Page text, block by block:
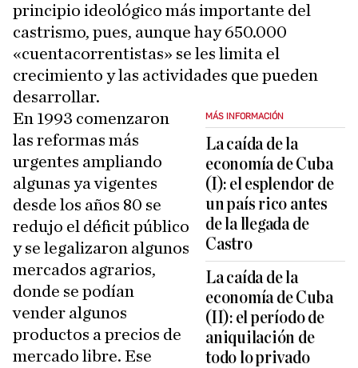
principio ideológico más importante del
castrismo, pues, aunque hay 650.000
«cuentacorrentistas» se les limita el
crecimiento y las actividades que pueden
desarrollar.
MÁS INFORMACIÓN
La caída de la
economía de Cuba
(I): el esplendor de
un país rico antes
de la llegada de
Castro
La caída de la
economía de Cuba
(II): el período de
aniquilación de
todo lo privado
En 1993 comenzaron
las reformas más
urgentes ampliando
algunas ya vigentes
desde los años 80 se
redujo el déficit público
y se legalizaron algunos
mercados agrarios,
donde se podían
vender algunos
productos a precios de
mercado libre. Ese